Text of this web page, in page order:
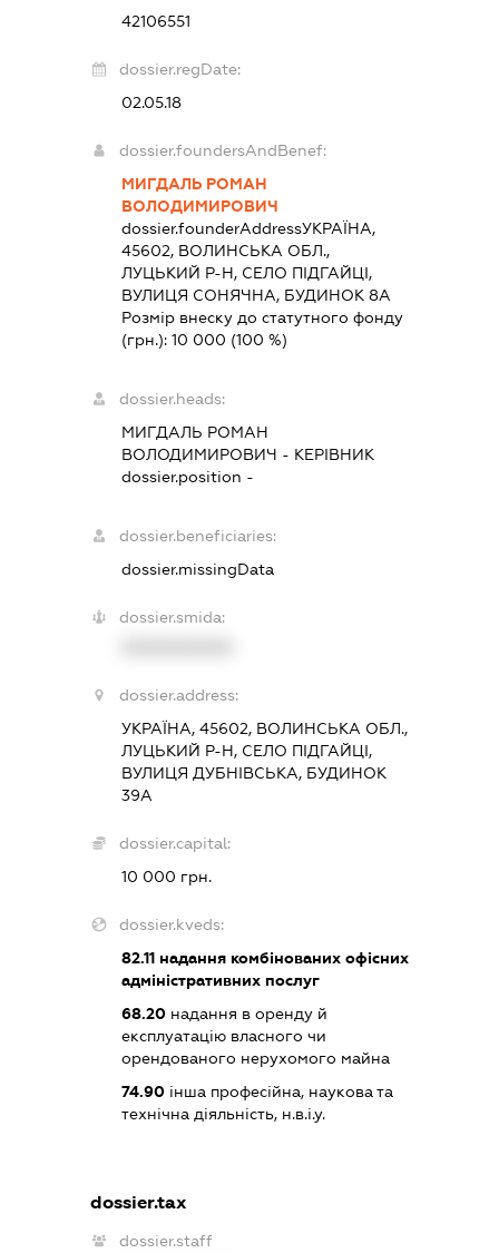
42106551
dossier.regDate:
02.05.18
dossier.foundersAndBenef:
МИГДАЛЬ РОМАН
ВОЛОДИМИРОВИЧ
dossier.founderAddressУКРАЇНА,
45602, ВОЛИНСЬКА ОБЛ.,
ЛУЦЬКИЙ Р-Н, СЕЛО ПІДГАЙЦІ,
ВУЛИЦЯ СОНЯЧНА, БУДИНОК 8А
Розмір внеску до статутного фонду
(грн.): 10 000 (100 %)
dossier.heads:
МИГДАЛЬ РОМАН
ВОЛОДИМИРОВИЧ - КЕРІВНИК
dossier.position -
dossier.beneficiaries:
dossier.missingData
dossier.smida:
dossier.address:
УКРАЇНА, 45602, ВОЛИНСЬКА ОБЛ.,
ЛУЦЬКИЙ Р-Н, СЕЛО ПІДГАЙЦІ,
ВУЛИЦЯ ДУБНІВСЬКА, БУДИНОК
39А
dossier.capital:
10 000 грн.
dossier.kveds:
82.11надання комбінованих офісних
адміністративних послуг
68.20надання в оренду й
експлуатацію власного чи
орендованого нерухомого майна
74.90інша професійна, наукова та
технічна діяльність, н.в.і.у.
dossier.tax
dossier.staff